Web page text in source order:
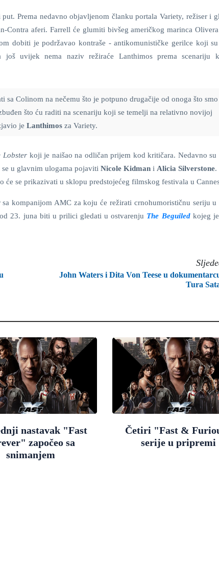
Prema nedavno objavljenom članku portala Variety, režiser i
Contra aferi. Farrell će glumiti bivšeg američkog marinca
dobiti je podržavao kontraše - antikomunističke gerilce koji
uvijek nema naziv režiraće Lanthimos prema scenariju
sa Colinom na nečemu što je potpuno drugačije od onoga što smo
što ću raditi na scenariju koji se temelji na relativno novijoj
je Lanthimos za Variety.
Lobster koji je naišao na odličan prijem kod kritičara. Nedavno
u glavnim ulogama pojaviti Nicole Kidman i Alicia Silverstone.
se prikazivati u sklopu predstojećeg filmskog festivala u
kompanijom AMC za koju će režirati crnohumorističnu seriju u
23. juna biti u prilici gledati u ostvarenju The Beguiledkojeg je
John Waters i Dita Von Teese u
Tura
nastavak "Fast
započeo sa
snimanjem
Četiri "Fast &
serije u pripremi